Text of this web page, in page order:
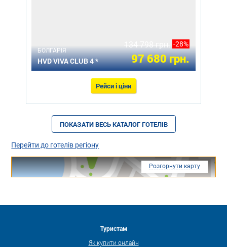
БОЛГАРІЯ
HVD VIVA CLUB 4 *
134 798 грн. -28%
97 680 грн.
Рейси і ціни
ПОКАЗАТИ ВЕСЬ КАТАЛОГ ГОТЕЛІВ
Перейти до готелів регіону
Розгорнути карту
Туристам
Як купити онлайн